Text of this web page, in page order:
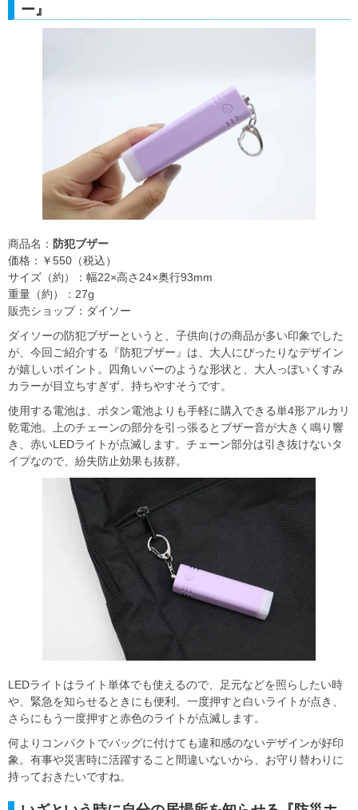
ー』
商品名： 防犯ブザー
価格：￥550（税込）
サイズ（約）：幅22×高さ24×奥行93mm
重量（約）：27g
販売ショップ：ダイソー
ダイソーの防犯ブザーというと、子供向けの商品が多い印象でした
が、今回ご紹介する『防犯ブザー』は、大人にぴったりなデザイン
が嬉しいポイント。四角いバーのような形状と、大人っぽいくすみ
カラーが目立ちすぎず、持ちやすそうです。
使用する電池は、ボタン電池よりも手軽に購入できる単4形アルカリ
乾電池。上のチェーンの部分を引っ張るとブザー音が大きく鳴り響
き、赤いLEDライトが点滅します。チェーン部分は引き抜けないタ
イプなので、紛失防止効果も抜群。
LEDライトはライト単体でも使えるので、足元などを照らしたい時
や、緊急を知らせるときにも便利。一度押すと白いライトが点き、
さらにもう一度押すと赤色のライトが点滅します。
何よりコンパクトでバッグに付けても違和感のないデザインが好印
象。有事や災害時に活躍すること間違いないから、お守り替わりに
持っておきたいですね。